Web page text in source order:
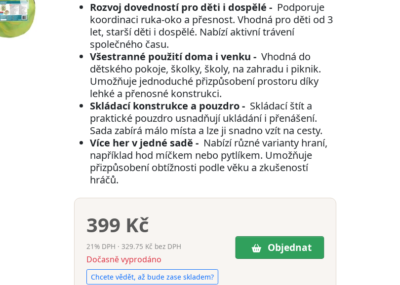
Rozvoj dovedností pro děti i dospělé - Podporuje
koordinaci ruka-oko a přesnost. Vhodná pro děti od 3
let, starší děti i dospělé. Nabízí aktivní trávení
společného času.
Všestranné použití doma i venku - Vhodná do
dětského pokoje, školky, školy, na zahradu i piknik.
Umožňuje jednoduché přizpůsobení prostoru díky
lehké a přenosné konstrukci.
Skládací konstrukce a pouzdro - Skládací štít a
praktické pouzdro usnadňují ukládání i přenášení.
Sada zabírá málo místa a lze ji snadno vzít na cesty.
Více her v jedné sadě - Nabízí různé varianty hraní,
například hod míčkem nebo pytlíkem. Umožňuje
přizpůsobení obtížnosti podle věku a zkušeností
hráčů.
399 Kč
21% DPH · 329.75 Kč bez DPH
Dočasně vyprodáno
Chcete vědět, až bude zase skladem?
Objednat